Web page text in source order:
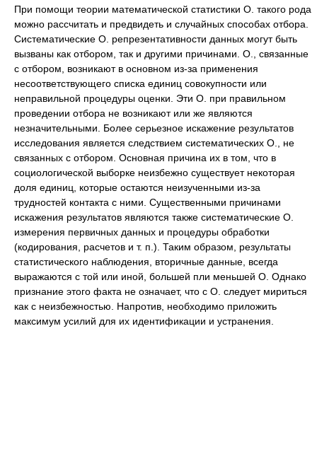
При помощи теории математической статистики О. такого рода
можно рассчитать и предвидеть и случайных способах отбора.
Систематические О. репрезентативности данных могут быть
вызваны как отбором, так и другими причинами. О., связанные
с отбором, возникают в основном из-за применения
несоответствующего списка единиц совокупности или
неправильной процедуры оценки. Эти О. при правильном
проведении отбора не возникают или же являются
незначительными. Более серьезное искажение результатов
исследования является следствием систематических О., не
связанных с отбором. Основная причина их в том, что в
социологической выборке неизбежно существует некоторая
доля единиц, которые остаются неизученными из-за
трудностей контакта с ними. Существенными причинами
искажения результатов являются также систематические О.
измерения первичных данных и процедуры обработки
(кодирования, расчетов и т. п.). Таким образом, результаты
статистического наблюдения, вторичные данные, всегда
выражаются с той или иной, большей пли меньшей О. Однако
признание этого факта не означает, что с О. следует мириться
как с неизбежностью. Напротив, необходимо приложить
максимум усилий для их идентификации и устранения.